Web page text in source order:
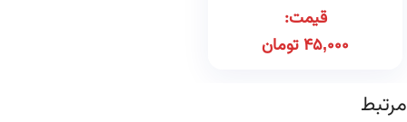
قیمت:
45,000تومان
مرتبط